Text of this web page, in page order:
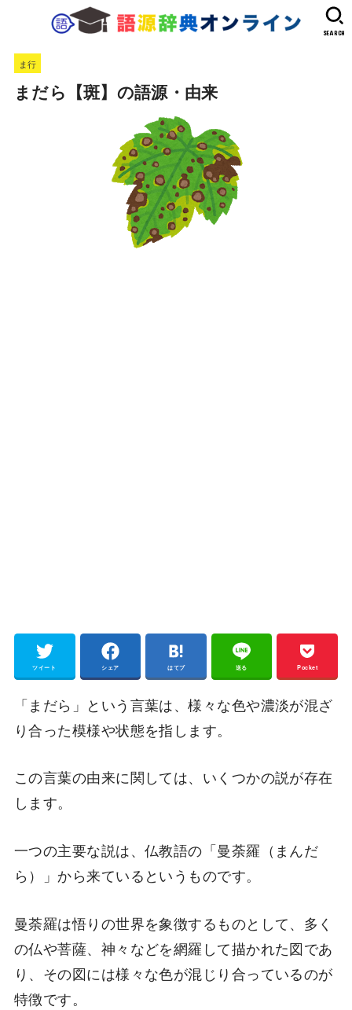
SEARCH
ま行
まだら【斑】の語源・由来
ツイート シェア はてブ 送る Pocket
「まだら」という言葉は、様々な色や濃淡が混ざ
り合った模様や状態を指します。
この言葉の由来に関しては、いくつかの説が存在
します。
一つの主要な説は、仏教語の「曼荼羅（まんだ
ら）」から来ているというものです。
曼荼羅は悟りの世界を象徴するものとして、多く
の仏や菩薩、神々などを網羅して描かれた図であ
り、その図には様々な色が混じり合っているのが
特徴です。